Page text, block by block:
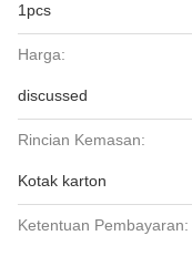
1pcs
Harga:
discussed
Rincian Kemasan:
Kotak karton
Ketentuan Pembayaran: